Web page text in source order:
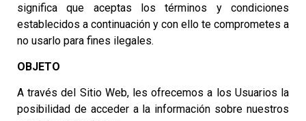
significa que aceptas los términos y condiciones
establecidos a continuación y con ello te comprometes a
no usarlo para fines ilegales.
OBJETO
A través del Sitio Web, les ofrecemos a los Usuarios la
posibilidad de acceder a la información sobre nuestros